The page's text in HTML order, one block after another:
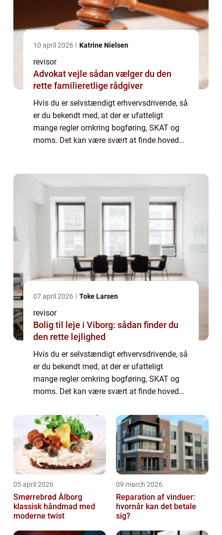
10 april 2026 Katrine Nielsen
revisor
Advokat vejle sådan vælger du den
rette familieretlige rådgiver
Hvis du er selvstændigt erhvervsdrivende, så
er du bekendt med, at der er ufatteligt
mange regler omkring bogføring, SKAT og
moms. Det kan være svært at finde hoved
07 april 2026 Toke Larsen
revisor
Bolig til leje i Viborg: sådan finder du
den rette lejlighed
Hvis du er selvstændigt erhvervsdrivende, så
er du bekendt med, at der er ufatteligt
mange regler omkring bogføring, SKAT og
moms. Det kan være svært at finde hoved
uddannels...
05 april 2026
Smørrebrød Ålborg
klassisk håndmad med
moderne twist
09 march 2026
Reparation af vinduer:
hvornår kan det betale
sig?